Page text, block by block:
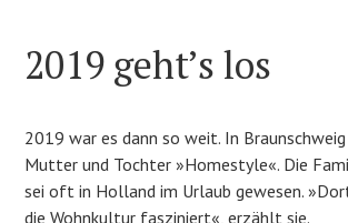
2019 geht’s los
2019 war es dann so weit. In
Mutter und Tochter »Homestyle«. Die
sei oft in Holland im Urlaub gewesen.
die Wohnkultur fasziniert«, erzählt sie.